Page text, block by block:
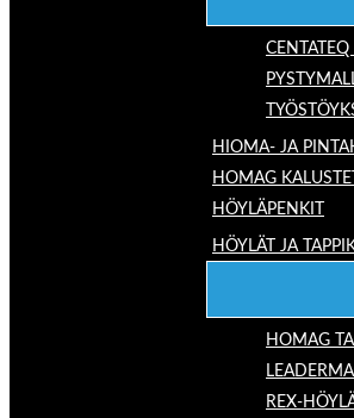
CENTATEQ
HIOMA- JA
HOMAG
HÖYLÄPENKIT
HÖYLÄT JA
HOMAG
REX-